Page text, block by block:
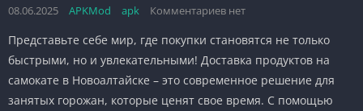
08.06.2025 APKMod apk Комментариев нет
Представьте себе мир, где покупки становятся не только
быстрыми, но и увлекательными! Доставка продуктов на
самокате в Новоалтайске – это современное решение для
занятых горожан, которые ценят свое время. С помощью